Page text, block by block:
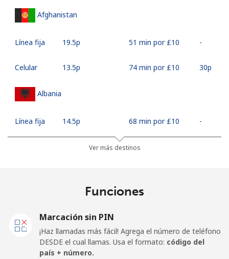
Afghanistan
Línea fija ⁦19.5p⁩ 51 min por ⁦£10⁩ -
Celular ⁦13.5p⁩ 74 min por ⁦£10⁩ ⁦30p⁩
Albania
Línea fija ⁦14.5p⁩ 68 min por ⁦£10⁩ -
33 min por ⁦£10⁩
Celular
American Samoa
Ver más destinos
Funciones
Marcación sin PIN
¡Haz llamadas más fácil! Agrega el número de teléfono
DESDE el cual llamas. Usa el formato: código del
país + número.